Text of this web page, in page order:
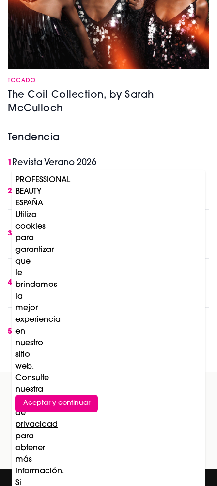
TOCADO
The Coil Collection, by Sarah
McCulloch
Tendencia
1 Revista Verano 2026
2
IA y belleza profesional: lo que cambia en
Europa a partir de Agosto 2026
3
8 razones por las que la luz roja se está
convirtiendo en una tendencia de salud,
longevidad y belleza
4
day vitality patch de mesoestetic®: una
nueva solución para combatir la fatiga y los
sofocos durante la menopausia
5
Soleil de La Biosthétique: el lanzamiento que
transforma la protección solar en una
experiencia de belleza
Suscríbete al newsletter
PROFESSIONAL
BEAUTY
ESPAÑA
Utiliza
cookies
para
garantizar
que
le
brindamos
la
mejor
experiencia
en
nuestro
sitio
web.
Consulte
nuestra
Política
de
privacidad
para
obtener
más
información.
Si
Aceptar y continuar